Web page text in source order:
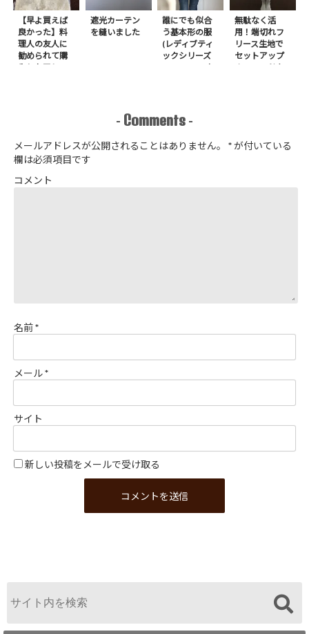
【早よ買えば
良かった】料
理人の友人に
勧められて購
入したアレ
遮光カーテン
を縫いました
誰にでも似合
う基本形の服
(レディブティ
ックシリーズ
no.8272) か
アップジャケ
ットを作りま
無駄なく活
用！端切れフ
リース生地で
セットアップ
＋スヌードを1
- Comments -
メールアドレスが公開されることはありません。 *が付いている
欄は必須項目です
コメント
名前*
メール*
サイト
新しい投稿をメールで受け取る